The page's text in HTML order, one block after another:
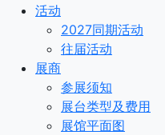
活动
2027同期活动
往届活动
展商
参展须知
展台类型及费用
展馆平面图